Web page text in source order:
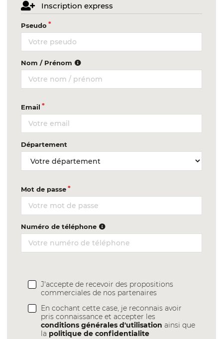
Inscription express
Pseudo
Nom / Prénom
Email
Département
Mot de passe
Numéro de téléphone
J'accepte de recevoir des propositions
commerciales de nos partenaires
En cochant cette case, je reconnais avoir
pris connaissance et accepter les
conditions générales d'utilisation ainsi que
la politique de confidentialite